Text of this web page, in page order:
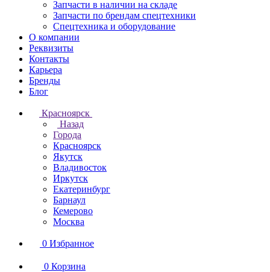
Запчасти в наличии на складе
Запчасти по брендам спецтехники
Спецтехника и оборудование
О компании
Реквизиты
Контакты
Карьера
Бренды
Блог
Красноярск
Назад
Города
Красноярск
Якутск
Владивосток
Иркутск
Екатеринбург
Барнаул
Кемерово
Москва
0 Избранное
0 Корзина